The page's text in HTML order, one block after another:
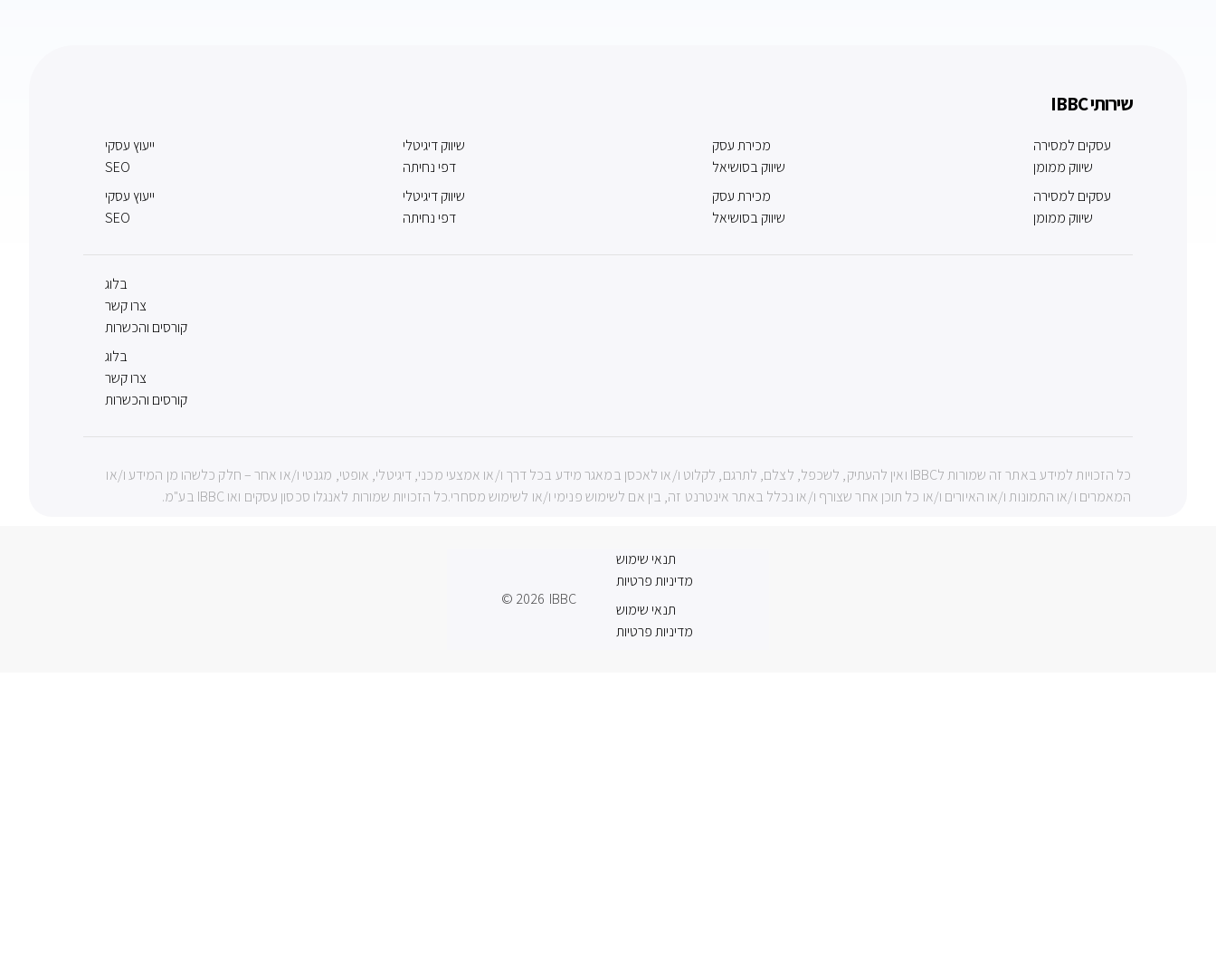
שירותי IBBC
ייעוץ עסקי
SEO
ייעוץ עסקי
SEO
שיווק דיגיטלי
דפי נחיתה
שיווק דיגיטלי
דפי נחיתה
מכירת עסק
שיווק בסושיאל
מכירת עסק
שיווק בסושיאל
עסקים למסירה
שיווק ממומן
עסקים למסירה
שיווק ממומן
בלוג
צרו קשר
קורסים והכשרות
בלוג
צרו קשר
קורסים והכשרות
כל הזכויות למידע באתר זה שמורות לIBBC ואין להעתיק, לשכפל, לצלם, לתרגם, לקלוט ו/או לאכסן במאגר מידע בכל דרך ו/או אמצעי מכני, דיגיטלי, אופטי, מגנטי ו/או אחר – חלק כלשהו מן המידע ו/או
המאמרים ו/או התמונות ו/או האיורים ו/או כל תוכן אחר שצורף ו/או נכלל באתר אינטרנט זה, בין אם לשימוש פנימי ו/או לשימוש מסחרי.כל הזכויות שמורות לאנגלו סכסון עסקים ואו IBBC בע"מ.
© 2026 IBBC
תנאי שימוש
מדיניות פרטיות
תנאי שימוש
מדיניות פרטיות